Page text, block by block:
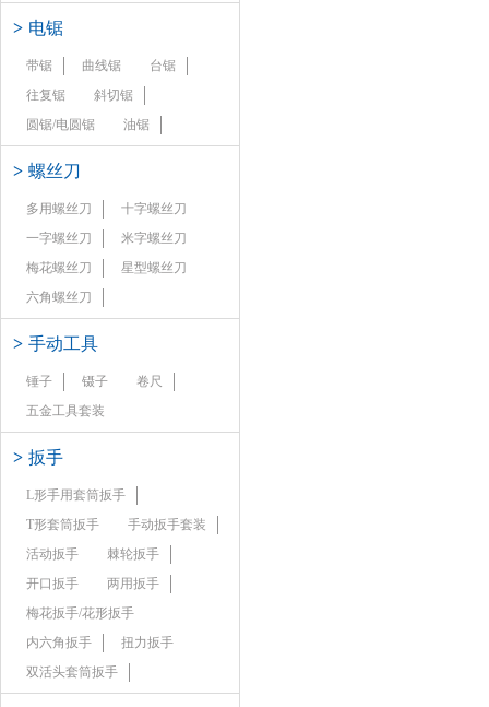
> 电锯
带锯 曲线锯
台锯
往复锯
斜切锯
圆锯/电圆锯
油锯
> 螺丝刀
多用螺丝刀
十字螺丝刀
一字螺丝刀
米字螺丝刀
梅花螺丝刀
星型螺丝刀
六角螺丝刀
> 手动工具
锤子 镊子
卷尺
五金工具套装
> 扳手
L形手用套筒扳手
T形套筒扳手
手动扳手套装
活动扳手
棘轮扳手
开口扳手
两用扳手
梅花扳手/花形扳手
内六角扳手
扭力扳手
双活头套筒扳手